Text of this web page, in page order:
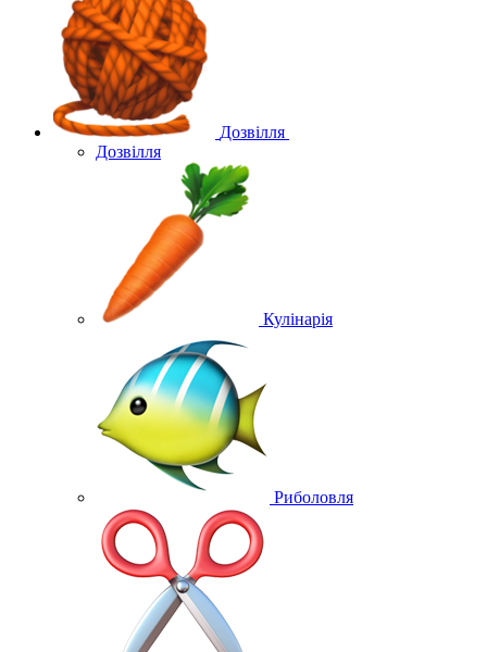
Дозвілля
Дозвілля
Кулінарія
Риболовля